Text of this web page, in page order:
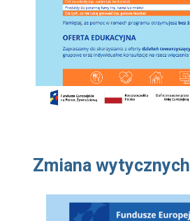
Zmiana wytycznych